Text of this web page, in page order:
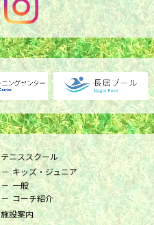
テニススクール
キッズ・ジュニア
一般
コーチ紹介
施設案内